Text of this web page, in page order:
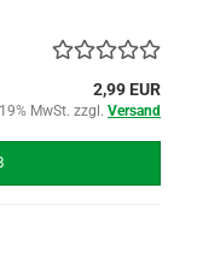
2,99 EUR
MwSt. zzgl. Versand